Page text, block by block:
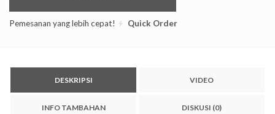
Pemesanan yang lebih cepat! Quick Order
DESKRIPSI VIDEO
INFO TAMBAHAN DISKUSI (0)